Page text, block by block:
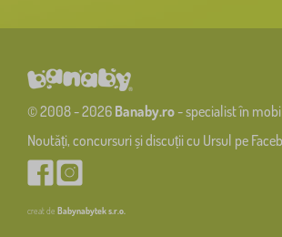
© 2008 - 2026 Banaby.ro- specialist în
Noutăți, concursuri și discuții cu Ursul pe
creat de Babynabytek s.r.o.